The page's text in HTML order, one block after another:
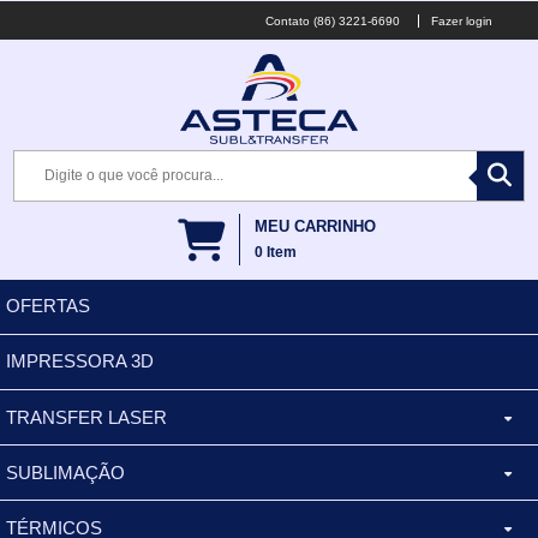
(86) 3221-6690 Fazer login
MEU CARRINHO
0 Item
OFERTAS
IMPRESSORA 3D
TRANSFER LASER
CANECA ALUMINIO
BALDES
SUBLIMAÇÃO
XÍCARA
TÉRMICOS